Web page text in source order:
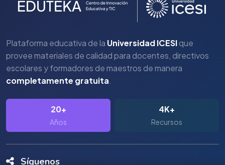
Plataforma educativa de la Universidad ICESIque
provee materiales de calidad para docentes, directivos
escolares y formadores de maestros de manera
completamente gratuita.
20+
Años
4K+
Recursos
Síguenos